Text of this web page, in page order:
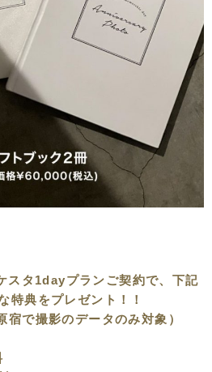
タ1dayプランご契約で、下記
特典をプレゼント！！
で撮影のデータのみ対象）